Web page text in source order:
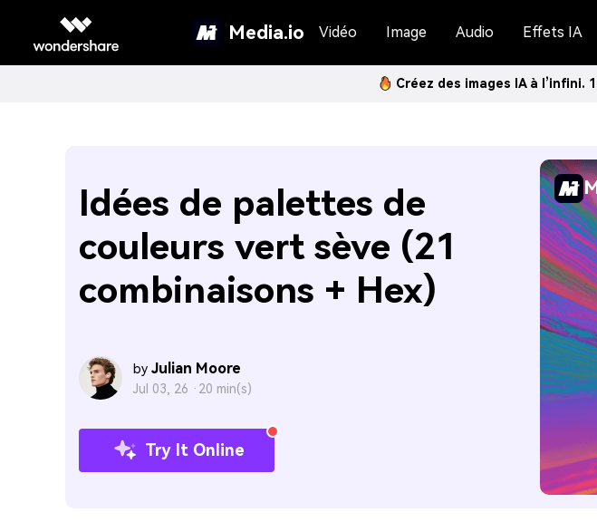
Media.io Vidéo Image Audio Effets IA
Créez des images IA à l’infini.
Idées de palettes de
couleurs vert sève (21
combinaisons + Hex)
by Julian Moore
Jul 03, 26 · 20 min(s)
Try It Online